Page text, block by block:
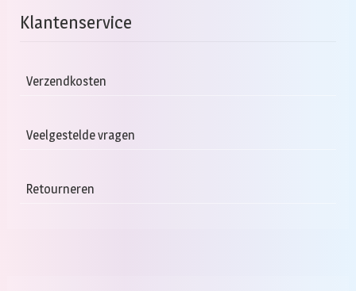
Klantenservice
Verzendkosten
Veelgestelde vragen
Retourneren